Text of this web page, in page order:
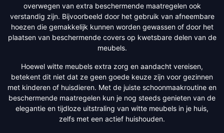
overwegen van extra beschermende maatregelen ook
verstandig zijn. Bijvoorbeeld door het gebruik van afneembare
hoezen die gemakkelijk kunnen worden gewassen of door het
plaatsen van beschermende covers op kwetsbare delen van de
meubels.
Hoewel witte meubels extra zorg en aandacht vereisen,
betekent dit niet dat ze geen goede keuze zijn voor gezinnen
met kinderen of huisdieren. Met de juiste schoonmaakroutine en
beschermende maatregelen kun je nog steeds genieten van de
elegantie en tijdloze uitstraling van witte meubels in je huis,
zelfs met een actief huishouden.